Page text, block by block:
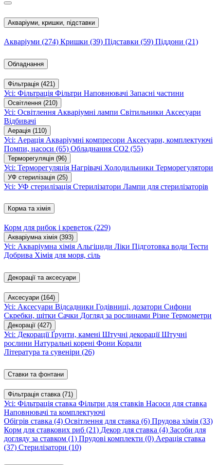
Акваріуми, кришки, підставки
Акваріуми (274) Кришки (39) Підставки (59) Піддони (21)
Обладнання
Фільтрація (421)
Усі: Фільтрація Фільтри Наповнювачі Запасні частини
Освітлення (210)
Усі: Освітлення Акваріумні лампи Світильники Аксесуари
Відбивачі
Аерація (110)
Усі: Аерація Акваріумні компресори Аксесуари, комплектуючі
Помпи, насоси (65) Обладнання CO2 (55)
Терморегуляція (96)
Усі: Терморегуляція Нагрівачі Холодильники Терморегулятори
УФ стерилізація (25)
Усі: УФ стерилізація Стерилізатори Лампи для стерилізаторів
Корма та хімія
Корм для рибок і креветок (229)
Акваріумна хімія (393)
Усі: Акваріумна хімія Альгіциди Ліки Підготовка води Тести
Добрива Хімія для моря, сіль
Декорації та аксесуари
Аксесуари (164)
Усі: Аксесуари Відсадники Годівниці, дозатори Сифони
Скребки, щітки Сачки Догляд за рослинами Різне Термометри
Декорації (427)
Усі: ДекораціїҐрунти, камені Штучні декораціїШтучні
рослини Натуральні корені Фони Корали
Література та сувеніри (26)
Ставки та фонтани
Фільтрація ставка (71)
Усі: Фільтрація ставка Фільтри для ставків Насоси для ставка
Наповнювачі та комплектуючі
Обігрів ставка (4) Освітлення для ставка (6) Прудова хімія (33)
Корм для ставкових риб (21) Декор для ставка (4) Засоби для
догляду за ставком (1) Прудові комплекти (0) Аерація ставка
(37) Стерилізатори (10)